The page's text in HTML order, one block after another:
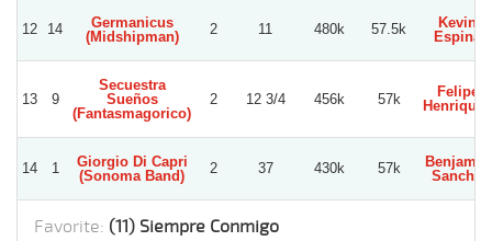
12 14
Germanicus
(Midshipman)
2 11 480k 57.5k
Kevin
Espina
13 9
Secuestra
Sueños
(Fantasmagorico)
2 12 3/4 456k 57k
Felipe
Henriquez
14 1
Giorgio Di Capri
(Sonoma Band)
2 37 430k 57k
Benjamin
Sancho
Favorite: (11) Siempre Conmigo